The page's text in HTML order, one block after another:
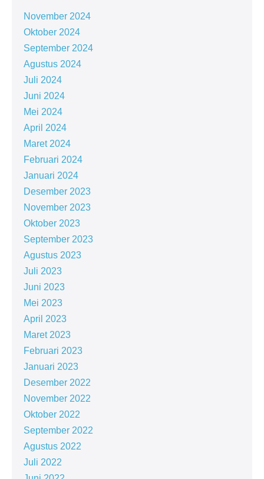
November 2024
Oktober 2024
September 2024
Agustus 2024
Juli 2024
Juni 2024
Mei 2024
April 2024
Maret 2024
Februari 2024
Januari 2024
Desember 2023
November 2023
Oktober 2023
September 2023
Agustus 2023
Juli 2023
Juni 2023
Mei 2023
April 2023
Maret 2023
Februari 2023
Januari 2023
Desember 2022
November 2022
Oktober 2022
September 2022
Agustus 2022
Juli 2022